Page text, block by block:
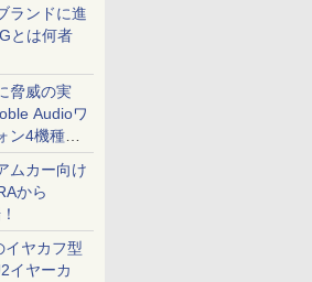
ランドに進
とは何者
脅威の実
Audioワ
ン4機種を
ムカー向け
から
イヤカフ型
イヤーカ